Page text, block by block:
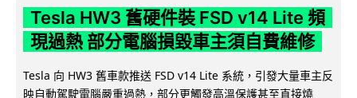
Tesla HW3 舊硬件裝 FSD v14 Lite 頻
現過熱 部分電腦損毀車主須自費維修
Tesla 向 HW3 舊車款推送 FSD v14 Lite 系統，引發大量車主反
映自動駕駛電腦嚴重過熱，部分更觸發高溫保護甚至直接燒